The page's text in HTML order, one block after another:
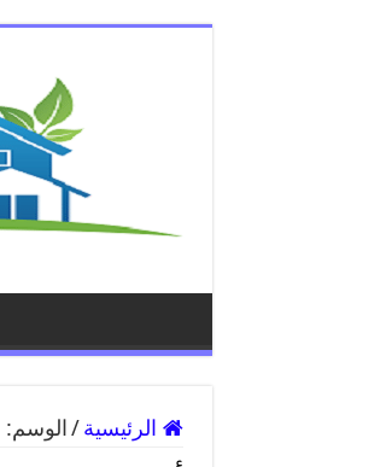
الرئيسية / الوسم: